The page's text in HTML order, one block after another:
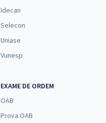
Idecan
Selecon
Uniase
Vunesp
EXAME DE ORDEM
OAB
Prova OAB